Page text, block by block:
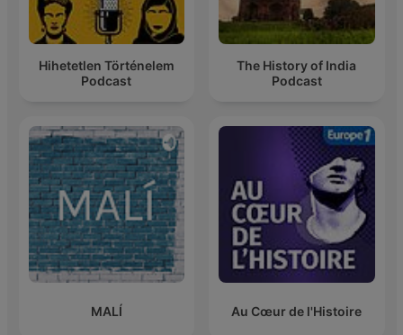
Hihetetlen Történelem
Podcast
The History of India
Podcast
MALÍ Au Cœur de l'Histoire